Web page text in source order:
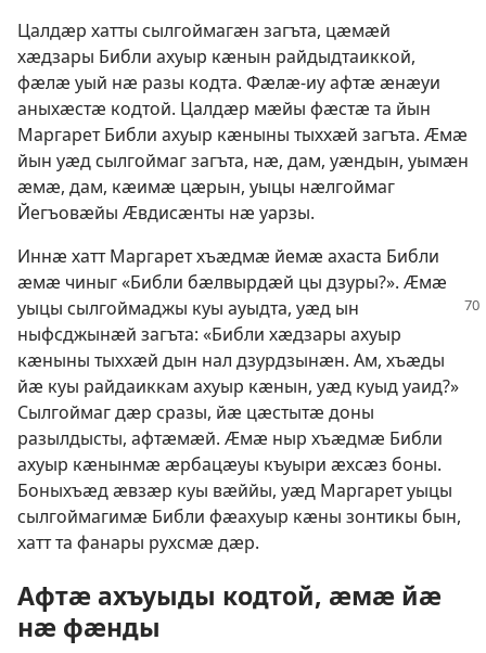
Цалдӕр хатты сылгоймагӕн загъта, цӕмӕй
хӕдзары Библи ахуыр кӕнын райдыдтаиккой,
фӕлӕ уый нӕ разы кодта. Фӕлӕ-иу афтӕ ӕнӕуи
аныхӕстӕ кодтой. Цалдӕр мӕйы фӕстӕ та йын
Маргарет Библи ахуыр кӕныны тыххӕй загъта. Ӕмӕ
йын уӕд сылгоймаг загъта, нӕ, дам, уӕндын, уымӕн
ӕмӕ, дам, кӕимӕ цӕрын, уыцы нӕлгоймаг
Йегъовӕйы Ӕвдисӕнты нӕ уарзы.
Иннӕ хатт Маргарет хъӕдмӕ йемӕ ахаста Библи
ӕмӕ чиныг «Библи бӕлвырдӕй цы дзуры?». Ӕмӕ
уыцы сылгоймаджы куы ауыдта, уӕд ын
ныфсджынӕй загъта: «Библи хӕдзары ахуыр
кӕныны тыххӕй дын нал дзурдзынӕн. Ам, хъӕды
йӕ куы райдаиккам ахуыр кӕнын, уӕд куыд уаид?»
Сылгоймаг дӕр сразы, йӕ цӕстытӕ доны
разылдысты, афтӕмӕй. Ӕмӕ ныр хъӕдмӕ Библи
ахуыр кӕнынмӕ ӕрбацӕуы къуыри ӕхсӕз боны.
Боныхъӕд ӕвзӕр куы вӕййы, уӕд Маргарет уыцы
сылгоймагимӕ Библи фӕахуыр кӕны зонтикы бын,
хатт та фанары рухсмӕ дӕр.
Афтӕ ахъуыды кодтой, ӕмӕ йӕ
нӕ фӕнды